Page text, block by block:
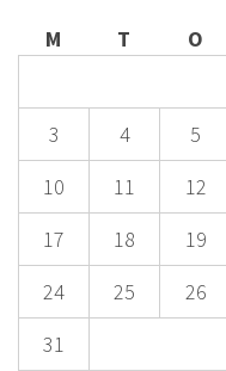
M
T O
3
4 5
10
11 12
17
18 19
24
25 26
31